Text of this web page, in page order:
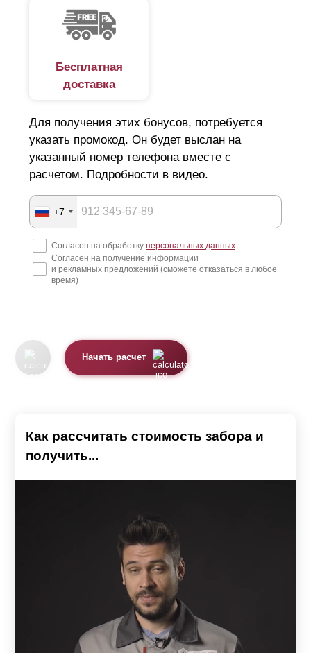
Бесплатная
доставка
Для получения этих бонусов, потребуется
указать промокод. Он будет выслан на
указанный номер телефона вместе с
расчетом. Подробности в видео.
+7
Согласен на обработку персональных данных
Согласен на получение информации
и рекламных предложений (сможете отказаться в любое
время)
Начать расчет
Как рассчитать стоимость забора и
получить...